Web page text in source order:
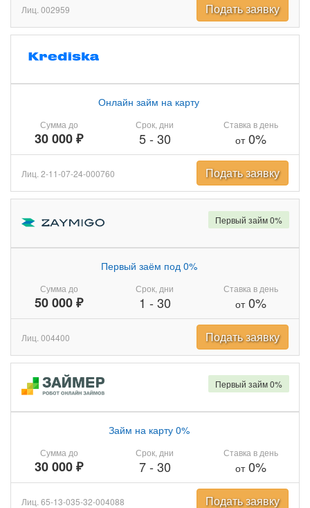
Лиц. 002959 Подать заявку
Сумма до
30 000 ₽
Онлайн займ на карту
Срок, дни
5- 30
Ставка в день
от0%
Лиц. 2-11-07-24-000760 Подать заявку
Сумма до
50 000 ₽
Первый заём под 0%
Срок, дни
1 - 30
Ставка в день
от0%
Первый займ 0%
Лиц. 004400 Подать заявку
Сумма до
30 000 ₽
Займ на карту 0%
Срок, дни
7- 30
Ставка в день
от0%
Первый займ 0%
Лиц. 65-13-035-32-004088 Подать заявку